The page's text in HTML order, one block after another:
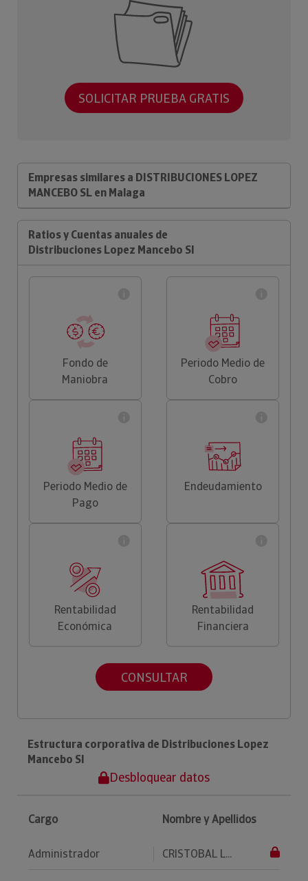
SOLICITAR PRUEBA GRATIS
Empresas similares a DISTRIBUCIONES LOPEZ
MANCEBO SL en Malaga
Ratios y Cuentas anuales de
Distribuciones Lopez Mancebo Sl
Fondo de
Maniobra
Periodo Medio de
Cobro
Periodo Medio de
Pago
Endeudamiento
Rentabilidad
Económica
Rentabilidad
Financiera
CONSULTAR
Estructura corporativa de Distribuciones Lopez
Mancebo Sl
Desbloquear datos
Cargo Nombre y Apellidos
Administrador CRISTOBAL L...